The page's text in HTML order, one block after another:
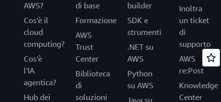
AWS?
Cos'è il
cloud
computing?
Cos'è
l'IA
agentica?
Hub dei
di base
Formazione
AWS
Trust
Center
Biblioteca
di
soluzioni
builder
SDK e
strumenti
.NET su
AWS
Python
su AWS
Java su
Inoltra
un ticket
di
supporto
AWS
re:Post
Knowledge
Center